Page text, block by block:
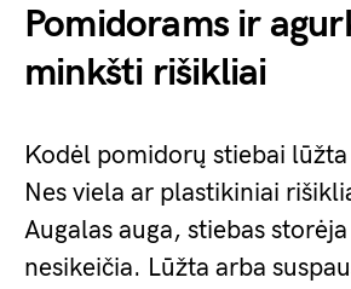
Pomidorams ir
minkšti rišikliai
Kodėl pomidorų stiebai
Nes viela ar plastikiniai
Augalas auga, stiebas
nesikeičia. Lūžta arba